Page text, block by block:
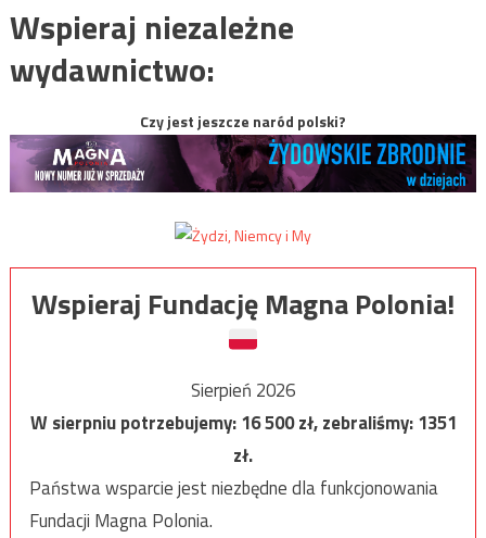
Wspieraj niezależne
wydawnictwo:
Czy jest jeszcze naród polski?
Wspieraj Fundację Magna Polonia!
Sierpień 2026
W sierpniu potrzebujemy:16 500zł, zebraliśmy:1351
zł.
Państwa wsparcie jest niezbędne dla funkcjonowania
Fundacji Magna Polonia.